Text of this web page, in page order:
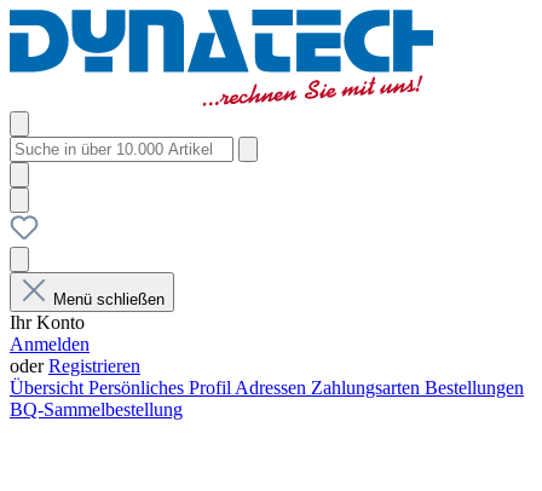
Menü schließen
Ihr Konto
Anmelden
oderRegistrieren
Übersicht Persönliches Profil Adressen Zahlungsarten Bestellungen
BQ-Sammelbestellung